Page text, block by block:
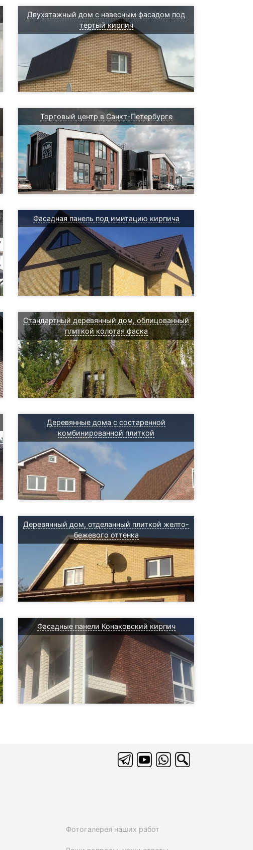
Двухэтажный дом с навесным фасадом под
тертый кирпич
Торговый центр в Санкт-Петербурге
Фасадная панель под имитацию кирпича
Стандартный деревянный дом, облицованный
плиткой колотая фаска
Деревянные дома с состаренной
комбинированной плиткой
Деревянный дом, отделанный плиткой желто-
бежевого оттенка
Фасадные панели Конаковский кирпич
Фотогалерея наших работ